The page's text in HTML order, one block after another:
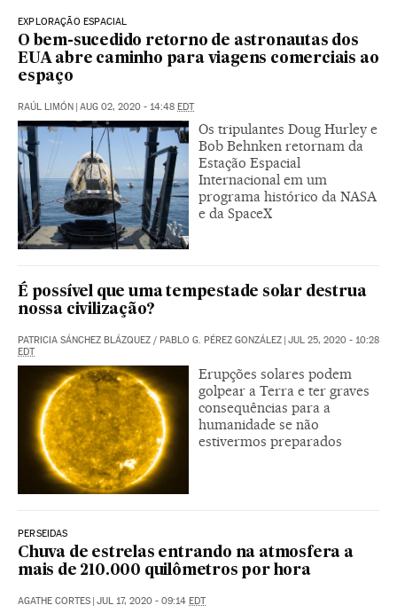
EXPLORAÇÃO ESPACIAL
O bem-sucedido retorno de astronautas dos
EUA abre caminho para viagens comerciais ao
espaço
RAÚL LIMÓN | AUG 02, 2020 - 14:48 EDT
Os tripulantes Doug Hurley e
Bob Behnken retornam da
Estação Espacial
Internacional em um
programa histórico da NASA
e da SpaceX
É possível que uma tempestade solar destrua
nossa civilização?
PATRICIA SÁNCHEZ BLÁZQUEZ / PABLO G. PÉREZ GONZÁLEZ | JUL 25, 2020 - 10:28
EDT
Erupções solares podem
golpear a Terra e ter graves
consequências para a
humanidade se não
estivermos preparados
PERSEIDAS
Chuva de estrelas entrando na atmosfera a
mais de 210.000 quilômetros por hora
AGATHE CORTES | JUL 17, 2020 - 09:14 EDT